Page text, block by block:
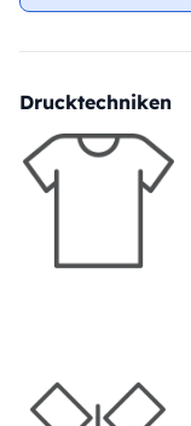
Drucktechniken